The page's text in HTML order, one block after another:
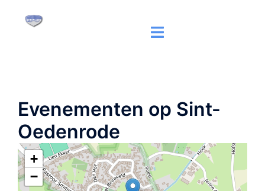
Toggle
Evenementen op Sint-
Oedenrode
+
−